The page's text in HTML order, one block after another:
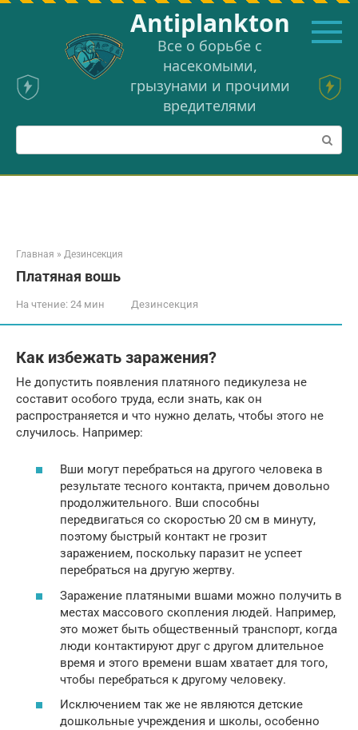
Перейти
Аntiplankton
Все о борьбе с
насекомыми,
грызунами и прочими
вредителями
Поиск:
Главная » Дезинсекция
Платяная вошь
На чтение: 24 мин Дезинсекция
Как избежать заражения?
Не допустить появления платяного педикулеза не
составит особого труда, если знать, как он
распространяется и что нужно делать, чтобы этого не
случилось. Например:
Вши могут перебраться на другого человека в
результате тесного контакта, причем довольно
продолжительного. Вши способны
передвигаться со скоростью 20 см в минуту,
поэтому быстрый контакт не грозит
заражением, поскольку паразит не успеет
перебраться на другую жертву.
Заражение платяными вшами можно получить в
местах массового скопления людей. Например,
это может быть общественный транспорт, когда
люди контактируют друг с другом длительное
время и этого времени вшам хватает для того,
чтобы перебраться к другому человеку.
Исключением так же не являются детские
дошкольные учреждения и школы, особенно